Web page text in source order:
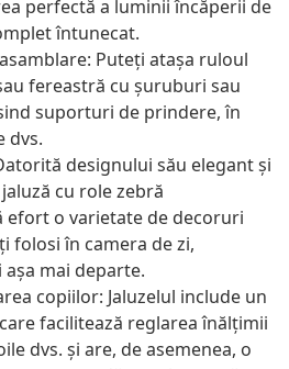
perfectă a luminii încăperii de
întunecat.
Puteți atașa ruloul
fereastră cu șuruburi sau
suporturi de prindere, în
dvs.
designului său elegant și
cu role zebră
efort o varietate de decoruri
folosi în camera de zi,
mai departe.
copiilor: Jaluzelul include un
facilitează reglarea înălțimii
dvs. și are, de asemenea, o